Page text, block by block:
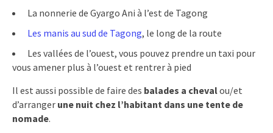
La nonnerie de Gyargo Ani à l’est de Tagong
Les manis au sud de Tagong, le long de la route
Les vallées de l’ouest, vous pouvez prendre un taxi pour
vous amener plus à l’ouest et rentrer à pied
Il est aussi possible de faire des balades a chevalou/et
d’arranger une nuit chez l’habitant dans une tente de
nomade.